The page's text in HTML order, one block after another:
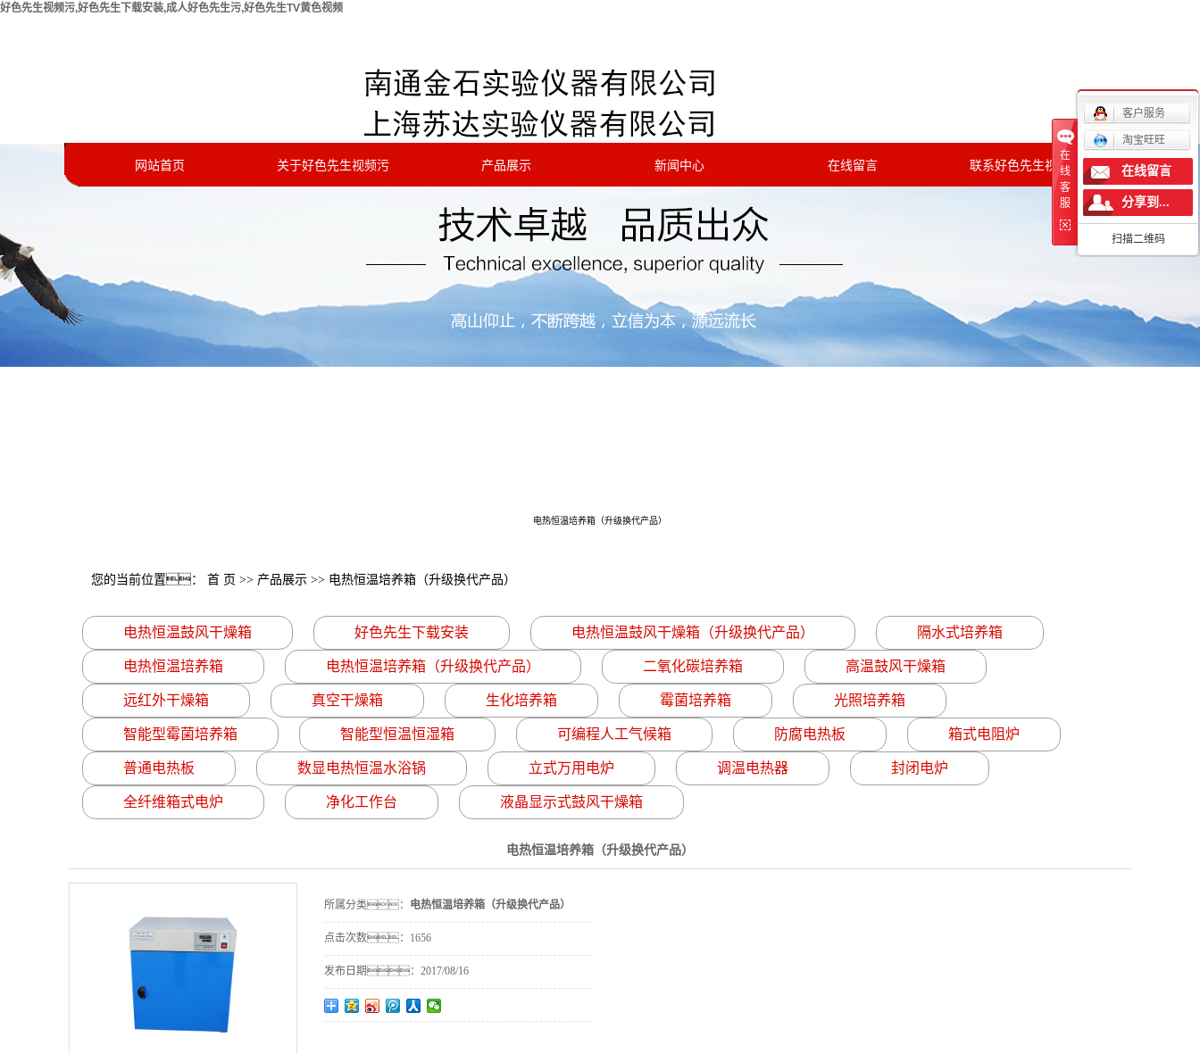
好色先生视频污,好色先生下载安装,成人好色先生污,好色先生TV黄色视频
服务热线：0513-82951098
网站首页 关于好色先生视频污 产品展示 新闻中心
公司新闻
在线留言 联系好色先生视频污
电热恒温培养箱（升级换代产品）
您的当前位置： 首 页 >> 产品展示 >> 电热恒温培养箱（升级换代产品）
电热恒温鼓风干燥箱 好色先生下载安装 电热恒温鼓风干燥箱（升级换代产品） 隔水式培养箱
电热恒温培养箱 电热恒温培养箱（升级换代产品） 二氧化碳培养箱 高温鼓风干燥箱
远红外干燥箱 真空干燥箱 生化培养箱 霉菌培养箱 光照培养箱
智能型霉菌培养箱 智能型恒温恒湿箱 可编程人工气候箱 防腐电热板 箱式电阻炉
普通电热板 数显电热恒温水浴锅 立式万用电炉 调温电热器 封闭电炉
全纤维箱式电炉 净化工作台 液晶显示式鼓风干燥箱
电热恒温培养箱（升级换代产品）
所属分类： 电热恒温培养箱（升级换代产品）
点击次数： 1656
发布日期： 2017/08/16
在
线
客
服
客户服务
淘宝旺旺
在线留言
分享到...
扫描二维码